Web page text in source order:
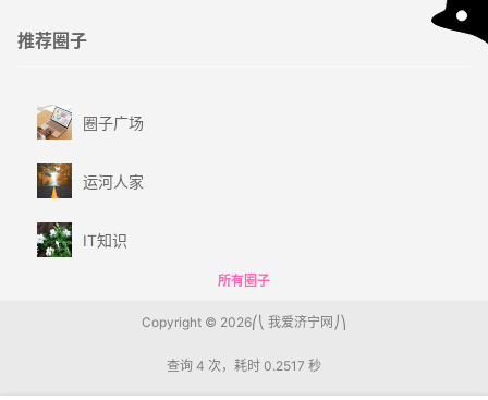
了父亲赋闲。丧事完毕，父亲要到
推荐圈子
圈子广场
运河人家
IT知识
所有圈子
Copyright © 2026 我爱济宁网
查询 4 次，耗时 0.2517 秒